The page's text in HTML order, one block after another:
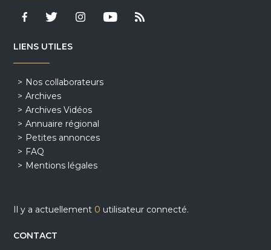
LIENS UTILES
Nos collaborateurs
Archives
Archives Vidéos
Annuaire régional
Petites annonces
FAQ
Mentions légales
Il y a actuellement 0 utilisateur connecté.
CONTACT